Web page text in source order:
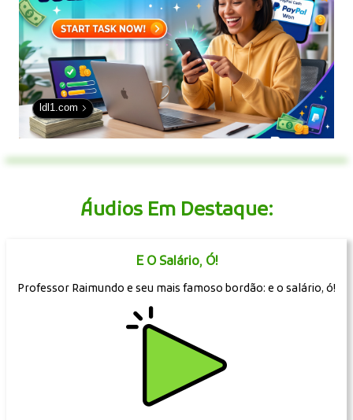
ldl1.com
Áudios Em Destaque:
E O Salário, Ó!
Professor Raimundo e seu mais famoso bordão: e o salário, ó!